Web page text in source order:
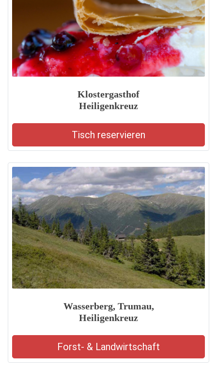
Klostergasthof
Heiligenkreuz
Tisch reservieren
Wasserberg, Trumau,
Heiligenkreuz
Forst- & Landwirtschaft